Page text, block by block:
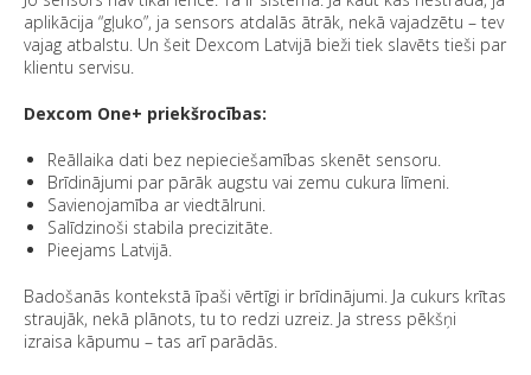
aplikācija “gļuko”, ja sensors atdalās ātrāk, nekā vajadzētu – tev
vajag atbalstu. Un šeit Dexcom Latvijā bieži tiek slavēts tieši par
klientu servisu.
Dexcom One+ priekšrocības:
Reāllaika dati bez nepieciešamības skenēt sensoru.
Brīdinājumi par pārāk augstu vai zemu cukura līmeni.
Savienojamība ar viedtālruni.
Salīdzinoši stabila precizitāte.
Pieejams Latvijā.
Badošanās kontekstā īpaši vērtīgi ir brīdinājumi. Ja cukurs krītas
straujāk, nekā plānots, tu to redzi uzreiz. Ja stress pēkšņi
izraisa kāpumu – tas arī parādās.